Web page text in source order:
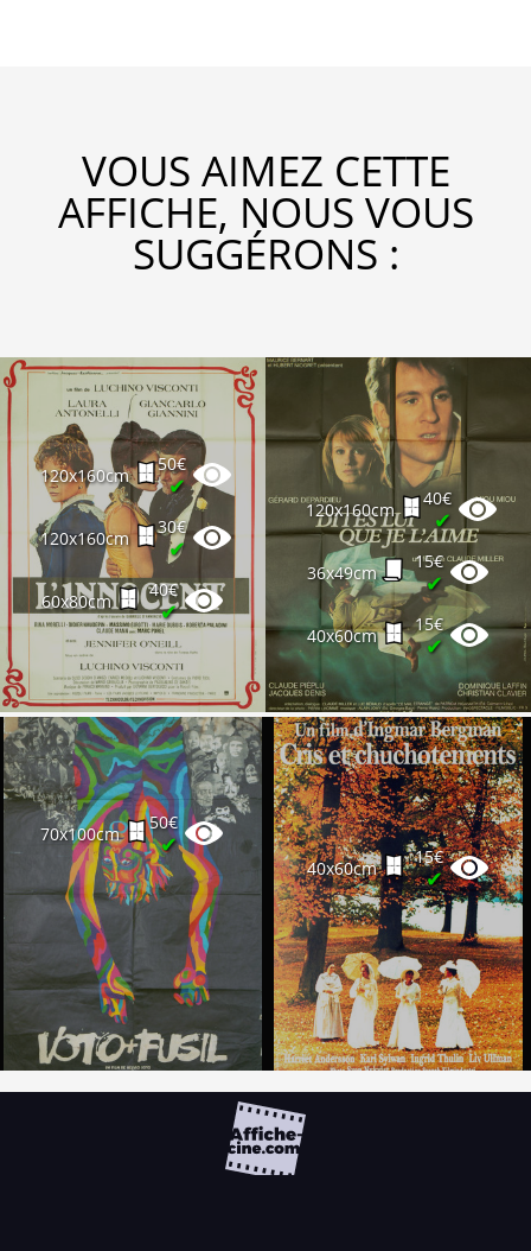
VOUS AIMEZ CETTE
AFFICHE, NOUS VOUS
SUGGÉRONS :
120x160cm
50€
✔
120x160cm
30€
✔
60x80cm
40€
✔
120x160cm
40€
✔
36x49cm
15€
✔
40x60cm
15€
✔
70x100cm
50€
✔
40x60cm
15€
✔